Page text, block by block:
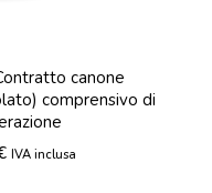
canone
comprensivo di
IVA inclusa